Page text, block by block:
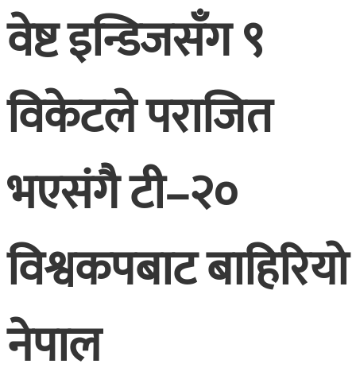
वेष्ट इन्डिजसँग ९
विकेटले पराजित
भएसंगै टी–२०
विश्वकपबाट बाहिरियो
नेपाल